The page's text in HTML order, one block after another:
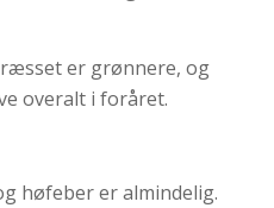
er grønnere, og
overalt i foråret.
høfeber er almindelig.